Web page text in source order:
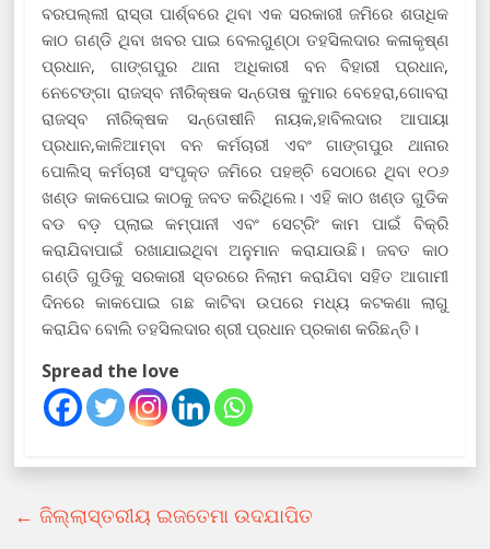
ବରପଲ୍ଲୀ ରାସ୍ତା ପାର୍ଶ୍ବରେ ଥିବା ଏକ ସରକାରୀ ଜମିରେ ଶତାଧିକ
କାଠ ଗଣ୍ଡି ଥିବା ଖବର ପାଇ ବେଲଗୁଣ୍ଠା ତହସିଲଦାର କଳାକୃଷ୍ଣ
ପ୍ରଧାନ, ଗାଙ୍ଗପୁର ଥାନା ଅଧିକାରୀ ବନ ବିହାରୀ ପ୍ରଧାନ,
ନେଟେଙ୍ଗା ରାଜସ୍ବ ନୀରିକ୍ଷକ ସନ୍ତୋଷ କୁମାର ବେହେରା,ଗୋବରା
ରାଜସ୍ବ ନୀରିକ୍ଷକ ସନ୍ତୋଷୀନି ନାୟକ,ହାବିଲଦାର ଆପାୟା
ପ୍ରଧାନ,କାଳିଆମ୍ବା ବନ କର୍ମଚାରୀ ଏବଂ ଗାଙ୍ଗପୁର ଥାନାର
ପୋଲିସ୍ କର୍ମଚାରୀ ସଂପୃକ୍ତ ଜମିରେ ପହଞ୍ଚି ସେଠାରେ ଥିବା ୧୦୬
ଖଣ୍ଡ କାକପୋଇ କାଠକୁ ଜବତ କରିଥିଲେ। ଏହି କାଠ ଖଣ୍ଡ ଗୁଡିକ
ବଡ ବଡ଼ ପ୍ଲାଇ କମ୍ପାନୀ ଏବଂ ସେଟ୍ରିଂ କାମ ପାଇଁ ବିକ୍ରି
କରାଯିବାପାଇଁ ରଖାଯାଇଥିବା ଅନୁମାନ କରାଯାଉଛି। ଜବତ କାଠ
ଗଣ୍ଡି ଗୁଡିକୁ ସରକାରୀ ସ୍ତରରେ ନିଲାମ କରାଯିବା ସହିତ ଆଗାମୀ
ଦିନରେ କାକପୋଇ ଗଛ କାଟିବା ଉପରେ ମଧ୍ୟ କଟକଣା ଲାଗୁ
କରାଯିବ ବୋଲି ତହସିଲଦାର ଶ୍ରୀ ପ୍ରଧାନ ପ୍ରକାଶ କରିଛନ୍ତି।
Spread the love
← ଜିଲ୍ଲାସ୍ତରୀୟ ଇଜତେମା ଉଦଯାପିତ